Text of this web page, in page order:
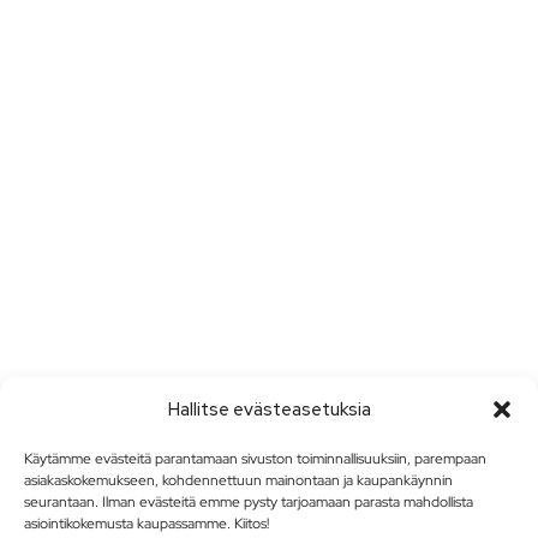
Hallitse evästeasetuksia
Käytämme evästeitä parantamaan sivuston toiminnallisuuksiin, parempaan
asiakaskokemukseen, kohdennettuun mainontaan ja kaupankäynnin
seurantaan. Ilman evästeitä emme pysty tarjoamaan parasta mahdollista
asiointikokemusta kaupassamme. Kiitos!